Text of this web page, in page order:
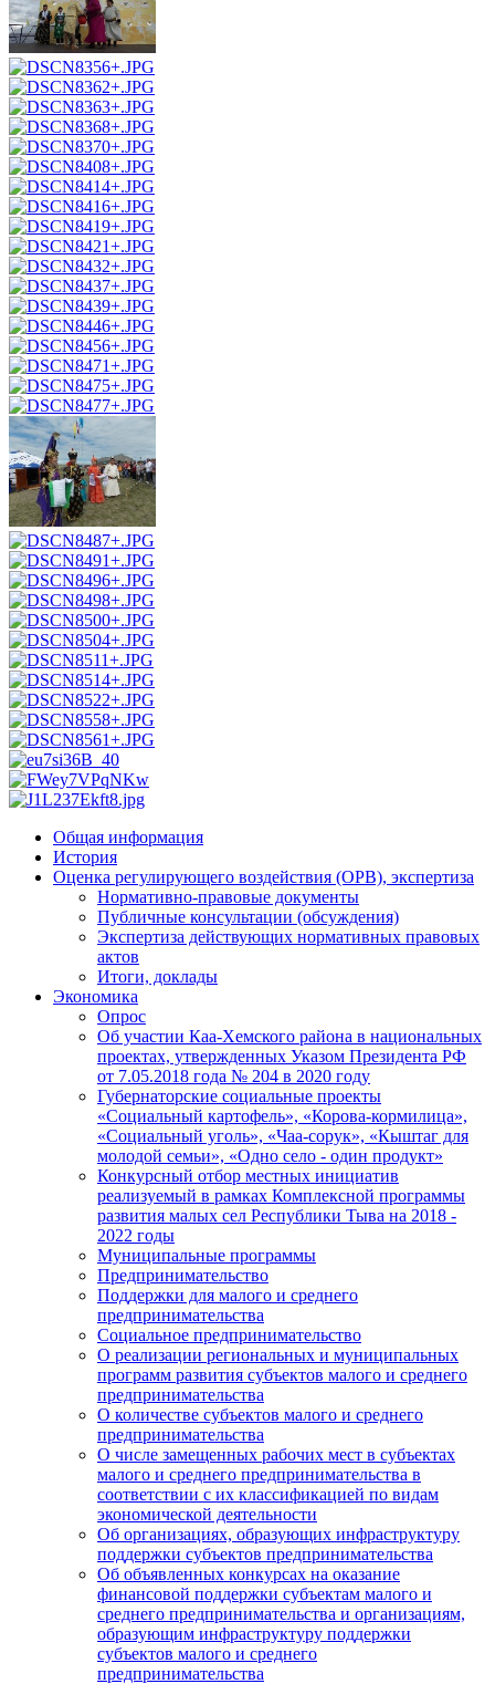
Общая информация
История
Оценка регулирующего воздействия (ОРВ), экспертиза
Нормативно-правовые документы
Публичные консультации (обсуждения)
Экспертиза действующих нормативных правовых
актов
Итоги, доклады
Экономика
Опрос
Об участии Каа-Хемского района в национальных
проектах, утвержденных Указом Президента РФ
от 7.05.2018 года № 204 в 2020 году
Губернаторские социальные проекты
«Социальный картофель», «Корова-кормилица»,
«Социальный уголь», «Чаа-сорук», «Кыштаг для
молодой семьи», «Одно село - один продукт»
Конкурсный отбор местных инициатив
реализуемый в рамках Комплексной программы
развития малых сел Республики Тыва на 2018 -
2022 годы
Муниципальные программы
Предпринимательство
Поддержки для малого и среднего
предпринимательства
Социальное предпринимательство
О реализации региональных и муниципальных
программ развития субъектов малого и среднего
предпринимательства
О количестве субъектов малого и среднего
предпринимательства
О числе замещенных рабочих мест в субъектах
малого и среднего предпринимательства в
соответствии с их классификацией по видам
экономической деятельности
Об организациях, образующих инфраструктуру
поддержки субъектов предпринимательства
Об объявленных конкурсах на оказание
финансовой поддержки субъектам малого и
среднего предпринимательства и организациям,
образующим инфраструктуру поддержки
субъектов малого и среднего
предпринимательства